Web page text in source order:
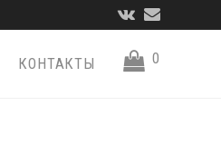
VK Email
КОНТАКТЫ 0